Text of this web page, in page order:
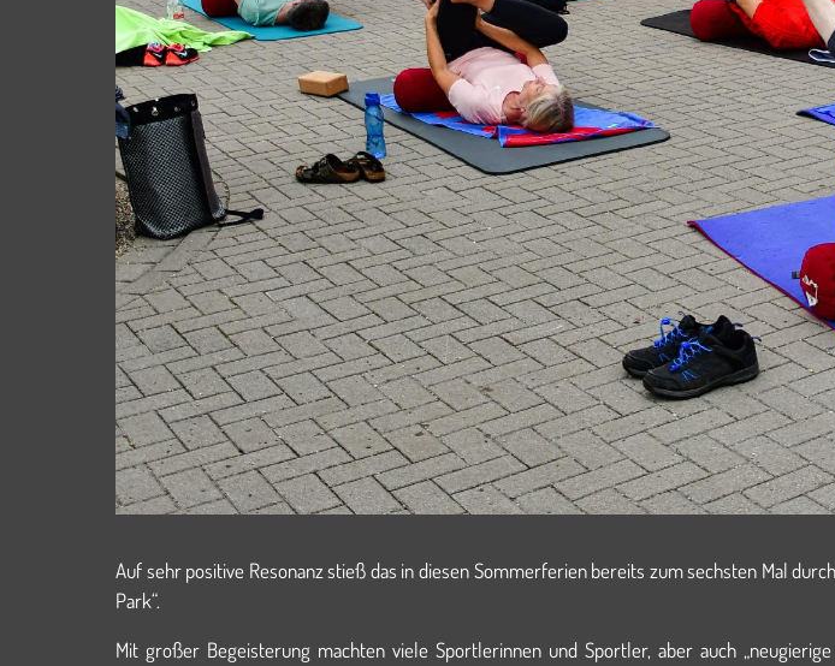
Auf sehr positive Resonanz stieß das in diesen Sommerferien bereits zum sechsten Mal
Park“.
Mit großer Begeisterung machten viele Sportlerinnen und Sportler, aber auch